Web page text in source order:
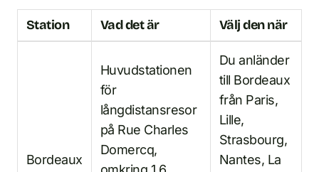
Station Vad det är Välj den när
Bordeaux
Huvudstationen
för
långdistansresor
på Rue Charles
Domercq,
Du anländer
till Bordeaux
från Paris,
Lille,
Strasbourg,
Nantes, La